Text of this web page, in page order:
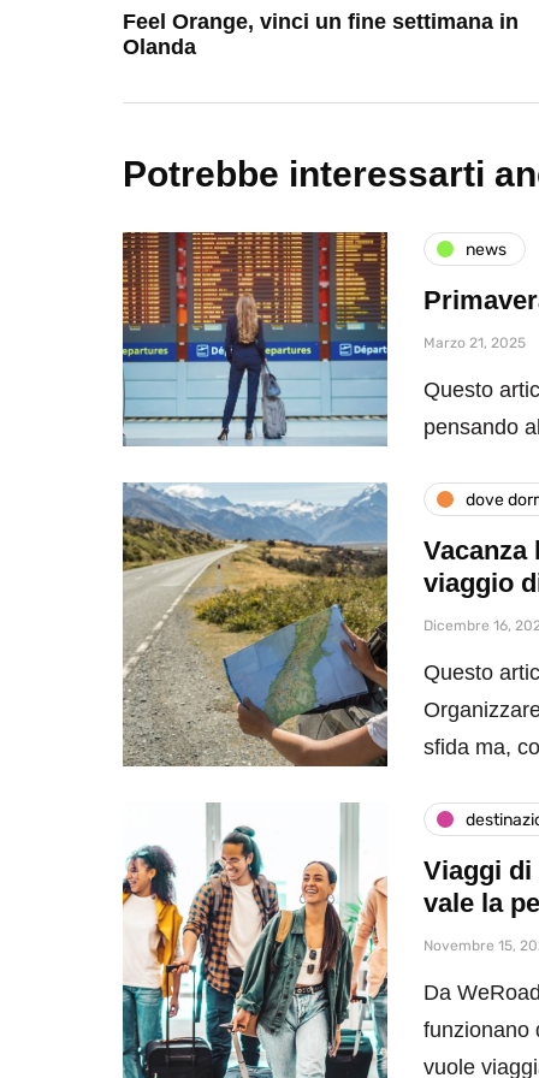
Feel Orange, vinci un fine settimana in
Olanda
Potrebbe interessarti
news
Marzo 21, 2025
Questo
pensando
dove
Vacanza
viaggio
Dicembre 16,
Questo
sfida ma,
Viaggi di
vale la
Novembre 15,
Da
funzionano
vuole